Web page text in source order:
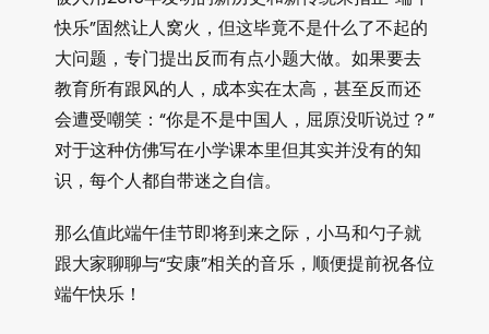
快乐”固然让人窝火，但这毕竟不是什么了不起的
大问题，专门提出反而有点小题大做。如果要去
教育所有跟风的人，成本实在太高，甚至反而还
会遭受嘲笑：“你是不是中国人，屈原没听说过？”
对于这种仿佛写在小学课本里但其实并没有的知
识，每个人都自带迷之自信。
那么值此端午佳节即将到来之际，小马和勺子就
跟大家聊聊与“安康”相关的音乐，顺便提前祝各位
端午快乐！